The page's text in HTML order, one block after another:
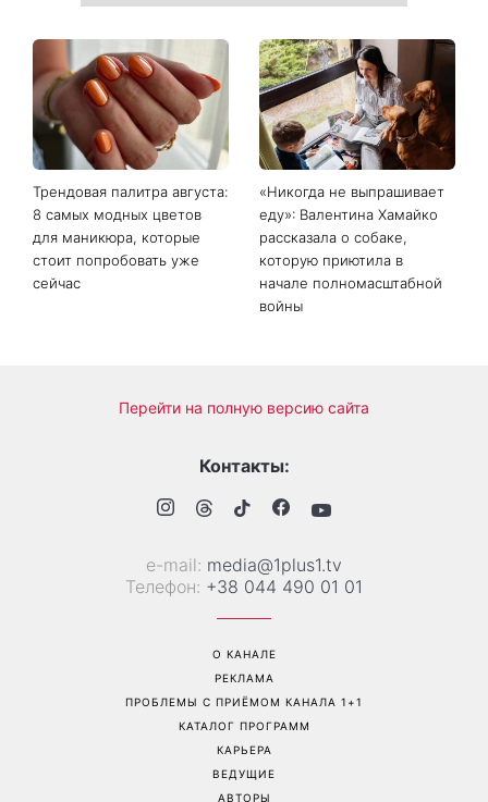
Трендовая палитра августа:
8 самых модных цветов
для маникюра, которые
стоит попробовать уже
сейчас
«Никогда не выпрашивает
еду»: Валентина Хамайко
рассказала о собаке,
которую приютила в
начале полномасштабной
войны
Перейти на полную версию сайта
Контакты:
е-mail: media@1plus1.tv
Телефон: +38 044 490 01 01
О КАНАЛЕ
РЕКЛАМА
ПРОБЛЕМЫ С ПРИЁМОМ КАНАЛА 1+1
КАТАЛОГ ПРОГРАММ
КАРЬЕРА
ВЕДУЩИЕ
АВТОРЫ